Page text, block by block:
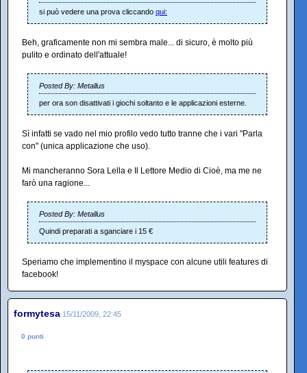
si può vedere una prova cliccando qui:
Beh, graficamente non mi sembra male... di sicuro, è molto più
pulito e ordinato dell'attuale!
Posted By: Metallus
per ora son disattivati i giochi soltanto e le applicazioni esterne.
Sì infatti se vado nel mio profilo vedo tutto tranne che i vari "Parla
con" (unica applicazione che uso).
Mi mancheranno Sora Lella e Il Lettore Medio di Cioè, ma me ne
farò una ragione...
Posted By: Metallus
Quindi preparati a sganciare i 15 €
Speriamo che implementino il myspace con alcune utili features di
facebook!
formytesa 15/11/2009, 22:45
0 punti